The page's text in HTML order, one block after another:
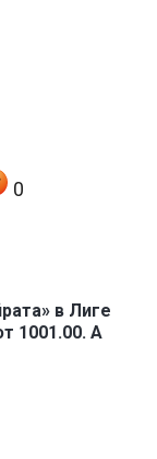
0
в Лиге
1001.00. А